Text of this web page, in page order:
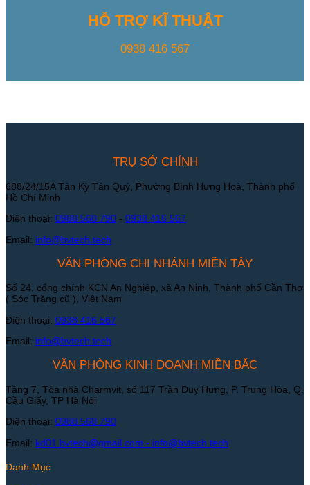
HỖ TRỢ KĨ THUẬT
0938 416 567
TRỤ SỞ CHÍNH
688/24/15A Tân Kỳ Tân Quý, Phường Bình Hưng Hoà, Thành phố
Hồ Chí Minh
Điện thoại: 0988 568 790 - 0938 416 567
Email: info@bvtech.tech
VĂN PHÒNG CHI NHÁNH MIỀN TÂY
Số 24, cổng chính KCN An Nghiệp, xã An Ninh, Thành phố Cần Thơ
( Sóc Trăng cũ ), Việt Nam
Điện thoại: 0938 416 567
Email: info@bvtech.tech
VĂN PHÒNG KINH DOANH MIỀN BẮC
Tầng 7, Tòa nhà Charmvit, số 117 Trần Duy Hưng, P. Trung Hòa, Q.
Cầu Giấy, TP Hà Nội
Điện thoại: 0988 568 790
Email: kd01.bvtech@gmail.com - info@bvtech.tech
Danh Mục